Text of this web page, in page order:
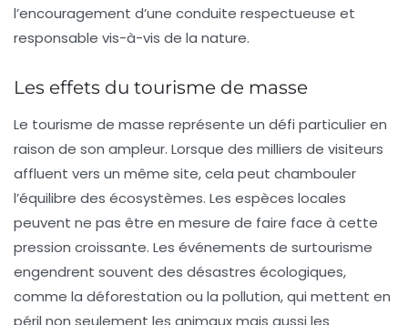
l’encouragement d’une conduite respectueuse et
responsable vis-à-vis de la nature.
Les effets du tourisme de masse
Le tourisme de masse représente un défi particulier en
raison de son ampleur. Lorsque des milliers de visiteurs
affluent vers un même site, cela peut chambouler
l’équilibre des écosystèmes. Les espèces locales
peuvent ne pas être en mesure de faire face à cette
pression croissante. Les événements de surtourisme
engendrent souvent des désastres écologiques,
comme la déforestation ou la pollution, qui mettent en